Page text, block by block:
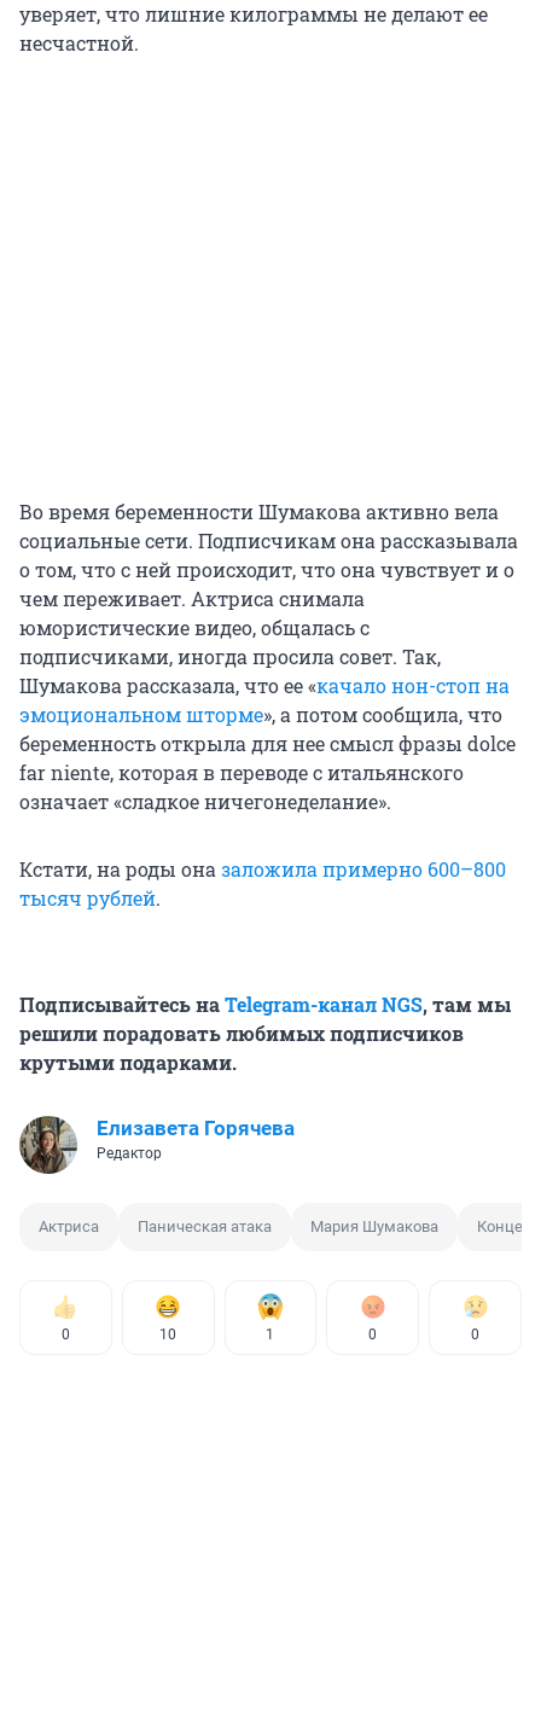
уверяет, что лишние килограммы не делают ее
несчастной.
Во время беременности Шумакова активно вела
социальные сети. Подписчикам она рассказывала
о том, что с ней происходит, что она чувствует и о
чем переживает. Актриса снимала
юмористические видео, общалась с
подписчиками, иногда просила совет. Так,
Шумакова рассказала, что ее «качало нон-стоп на
эмоциональном шторме», а потом сообщила, что
беременность открыла для нее смысл фразы dolce
far niente, которая в переводе с итальянского
означает «сладкое ничегонеделание».
Кстати, на роды оназаложила примерно 600–800
тысяч рублей.
Подписывайтесь наTelegram-канал NGS, там мы
решили порадовать любимых подписчиков
крутыми подарками.
Елизавета Горячева
Редактор
Актриса Паническая атака Мария Шумакова Концерт
0 10 1 0 0